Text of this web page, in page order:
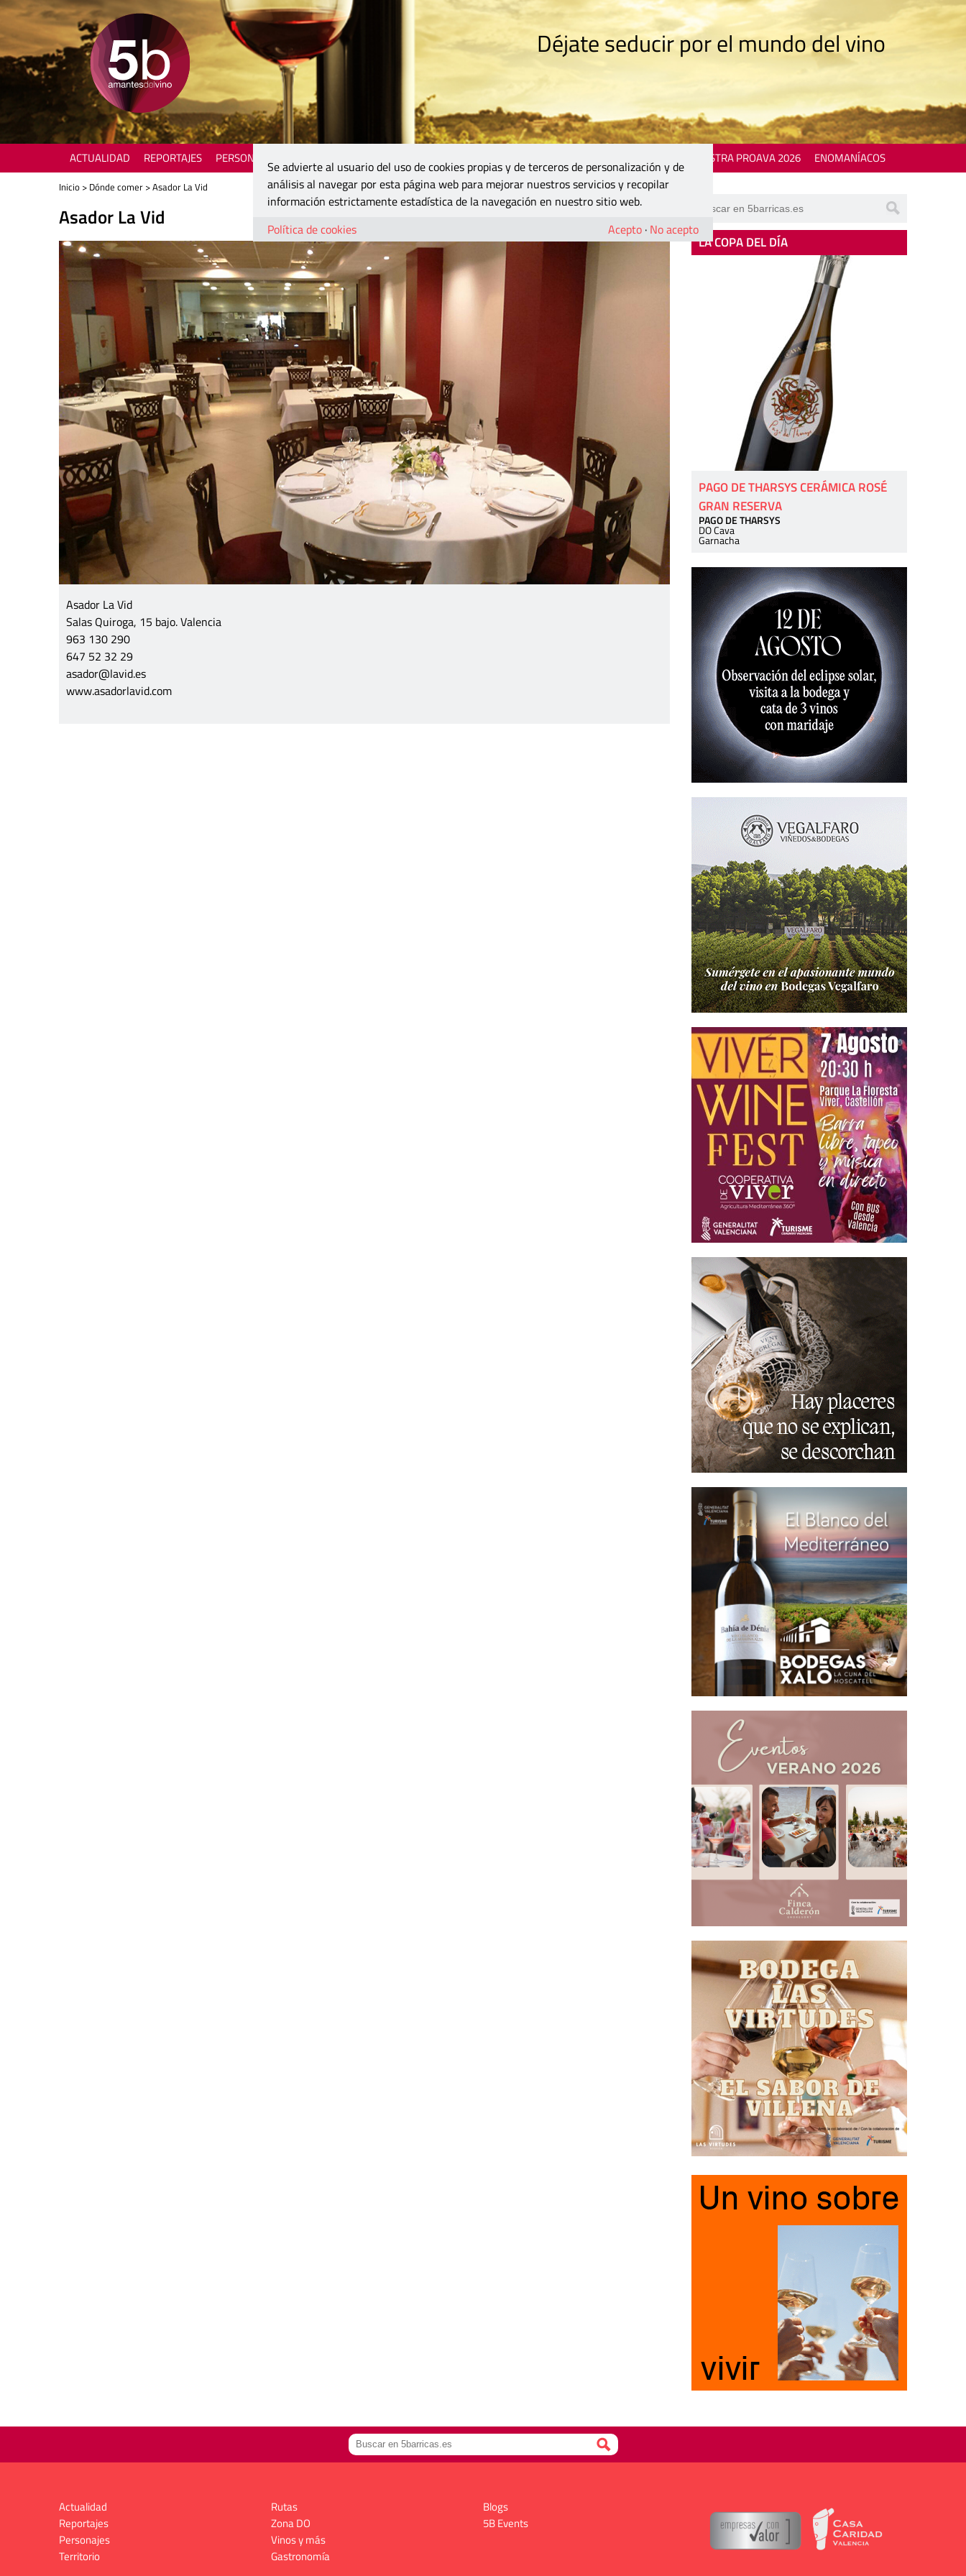
Déjate seducir por el mundo del vino
ACTUALIDAD REPORTAJES PERSONAJES MOSTRA PROAVA 2026 ENOMANÍACOS
Inicio > Dónde comer > Asador La Vid
Asador La Vid
Asador La Vid
Salas Quiroga, 15 bajo. Valencia
963 130 290
647 52 32 29
asador@lavid.es
www.asadorlavid.com
LA COPA DEL DÍA
PAGO DE THARSYS CERÁMICA ROSÉ
GRAN RESERVA
PAGO DE THARSYS
DO Cava
Garnacha
Actualidad
Reportajes
Personajes
Territorio
Rutas
Zona DO
Vinos y más
Gastronomía
Blogs
5B Events
Se advierte al usuario del uso de cookies propias y de terceros de personalización y de
análisis al navegar por esta página web para mejorar nuestros servicios y recopilar
información estrictamente estadística de la navegación en nuestro sitio web.
Política de cookies
Acepto · No acepto